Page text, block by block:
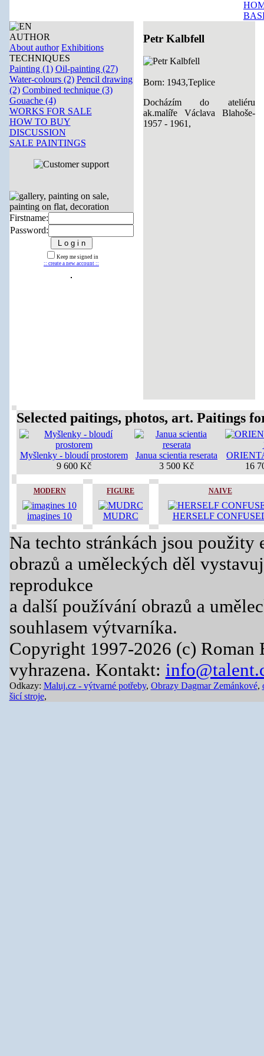
AUTHOR
About author Exhibitions
TECHNIQUES
Painting (1) Oil-painting (27)
Water-colours (2) Pencil drawing
(2) Combined technique (3)
Gouache (4)
WORKS FOR SALE
HOW TO BUY
DISCUSSION
SALE PAINTINGS
Firstname:
Password:
Keep me signed in
:: create a new account ::
Petr Kalbfell
Born: 1943,Teplice
Docházím do ateliéru
ak.malíře Václava Blahoše-
1957 - 1961,
Selected paitings, photos, art. Paitings
Myšlenky - bloudí prostorem
9 600 Kč
Janua scientia reserata
3 500 Kč
16
MODERN
imagines 10
FIGURE
MUDRC
NAIVE
HERSELF
Na techto stránkách jsou
obrazů a uměleckých děl
reprodukce
a další používání obrazů a
souhlasem výtvarníka.
Copyright 1997-2026 (c) Roman
vyhrazena. Kontakt:
Odkazy: Maluj.cz - výtvarné potřeby, Obrazy Dagmar Zemánkové,
šicí stroje,